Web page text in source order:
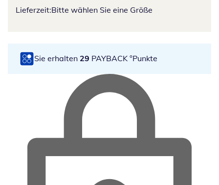
Lieferzeit:Bitte wählen Sie eine Größe
Sie erhalten 29 PAYBACK °Punkte